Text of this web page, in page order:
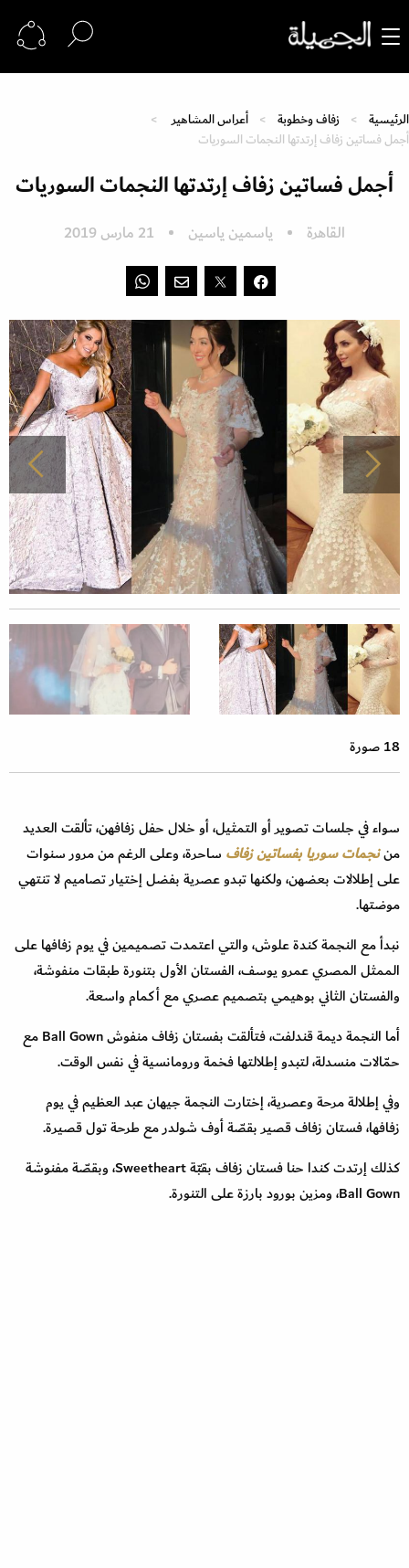
الرئيسية زفاف وخطوبة
أعراس المشاهير
أجمل فساتين زفاف إرتدتها النجمات السوريات
أجمل فساتين زفاف إرتدتها النجمات السوريات
القاهرة ياسمين ياسين 21 مارس 2019
18 صورة
سواء في جلسات تصوير أو التمثيل، أو خلال حفل زفافهن، تألقت العديد
مننجمات سوريابفساتين زفاف ساحرة، وعلى الرغم من مرور سنوات
على إطلالات بعضهن، ولكنها تبدو عصرية بفضل إختيار تصاميم لا تنتهي
موضتها.
نبدأ مع النجمة كندة علوش، والتي اعتمدت تصميمين في يوم زفافها على
الممثل المصري عمرو يوسف، الفستان الأول بتنورة طبقات منفوشة،
والفستان الثاني بوهيمي بتصميم عصري مع أكمام واسعة.
أما النجمة ديمة قندلفت، فتألقت بفستان زفاف منفوش Ball Gown مع
حمّالات منسدلة، لتبدو إطلالتها فخمة ورومانسية في نفس الوقت.
وفي إطلالة مرحة وعصرية، إختارت النجمة جيهان عبد العظيم في يوم
زفافها، فستان زفاف قصير بقصّة أوف شولدر مع طرحة تول قصيرة.
كذلك إرتدت كندا حنا فستان زفاف بقبّة Sweetheart، وبقصّة مفنوشة
Ball Gown، ومزين بورود بارزة على التنورة.